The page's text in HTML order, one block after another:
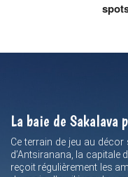
La baie de
Ce terrain de jeu au
d’Antsiranana, la capitale
reçoit régulièrement les